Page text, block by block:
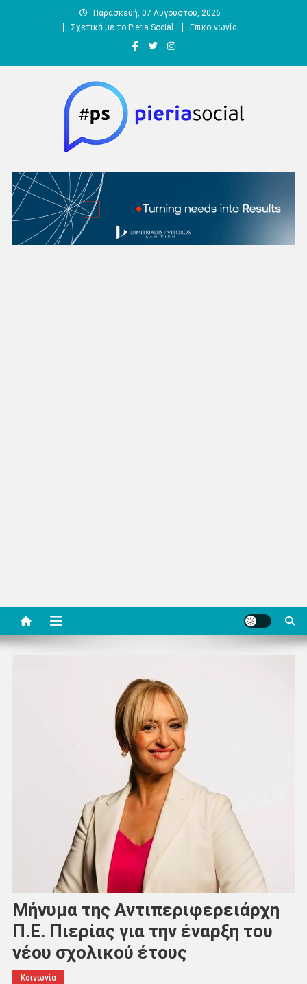
Παρασκευή, 07 Αυγούστου, 2026
Σχετικά με το Pieria Social
Επικοινωνία
Pieria Social
Μήνυμα της Αντιπεριφερειάρχη
Π.Ε. Πιερίας για την έναρξη του
νέου σχολικού έτους
Κοινωνία